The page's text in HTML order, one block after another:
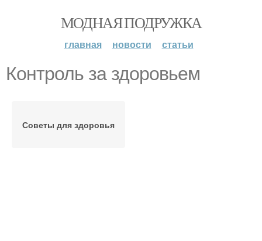
МОДНАЯ ПОДРУЖКА
главная новости статьи
Контроль за здоровьем
Советы для здоровья